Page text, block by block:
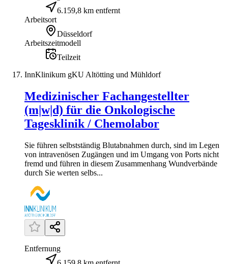
6.159,8 km entfernt
Arbeitsort
Düsseldorf
Arbeitszeitmodell
Teilzeit
InnKlinikum gKU Altötting und Mühldorf
Medizinischer Fachangestellter
(m|w|d) für die Onkologische
Tagesklinik / Chemolabor
Sie führen selbstständig Blutabnahmen durch, sind im Legen
von intravenösen Zugängen und im Umgang von Ports nicht
fremd und führen in diesem Zusammenhang Wundverbände
durch Sie werten selbs...
Entfernung